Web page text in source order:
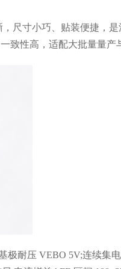
，尺寸小巧、贴装便捷，
致性高，适配大批量量产
耐压 VEBO 5V;连续集